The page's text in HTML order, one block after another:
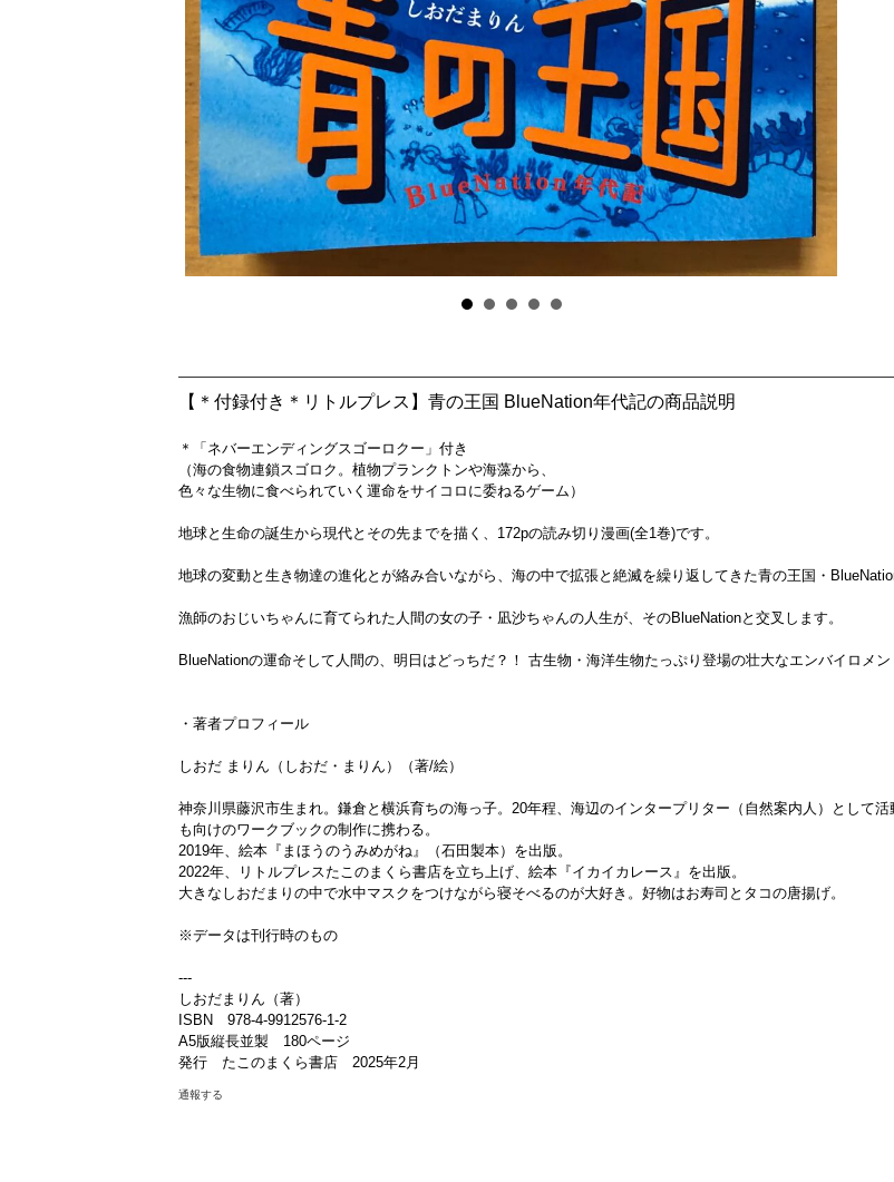
【＊付録付き＊リトルプレス】青の王国 BlueNation年代記の商品説明
＊「ネバーエンディングスゴーロクー」付き
（海の食物連鎖スゴロク。植物プランクトンや海藻から、
色々な生物に食べられていく運命をサイコロに委ねるゲーム）
地球と生命の誕生から現代とその先までを描く、172pの読み切り漫画(全1巻)です。
地球の変動と生き物達の進化とが絡み合いながら、海の中で拡張と絶滅を繰り返してきた青の王国・
漁師のおじいちゃんに育てられた人間の女の子・凪沙ちゃんの人生が、そのBlueNationと交叉します。
BlueNationの運命そして人間の、明日はどっちだ？！ 古生物・海洋生物たっぷり登場の壮大なエンバイロメン
・著者プロフィール
しおだ まりん（しおだ・まりん）（著/絵）
神奈川県藤沢市生まれ。鎌倉と横浜育ちの海っ子。20年程、海辺のインタープリター（自然案内人）として
も向けのワークブックの制作に携わる。
2019年、絵本『まほうのうみめがね』（石田製本）を出版。
2022年、リトルプレスたこのまくら書店を立ち上げ、絵本『イカイカレース』を出版。
大きなしおだまりの中で水中マスクをつけながら寝そべるのが大好き。好物はお寿司とタコの唐揚げ。
※データは刊行時のもの
---
しおだまりん（著）
ISBN 978-4-9912576-1-2
A5版縦長並製 180ページ
発行 たこのまくら書店 2025年2月
通報する